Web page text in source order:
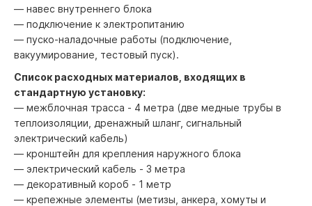
— навес внутреннего блока
— подключение к электропитанию
— пуско-наладочные работы (подключение,
вакуумирование, тестовый пуск).
Список расходных материалов, входящих в
стандартную установку:
— межблочная трасса - 4 метра (две медные трубы в
теплоизоляции, дренажный шланг, сигнальный
электрический кабель)
— кронштейн для крепления наружного блока
— электрический кабель - 3 метра
— декоративный короб - 1 метр
— крепежные элементы (метизы, анкера, хомуты и